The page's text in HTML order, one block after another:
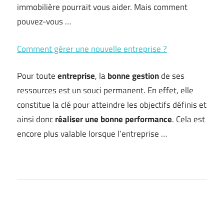
immobilière pourrait vous aider. Mais comment
pouvez-vous …
Comment gérer une nouvelle entreprise ?
Pour touteentreprise, labonne gestionde ses
ressources est un souci permanent. En effet, elle
constitue la clé pour atteindre les objectifs définis et
ainsi doncréaliser une bonne performance. Cela est
encore plus valable lorsque l’entreprise …